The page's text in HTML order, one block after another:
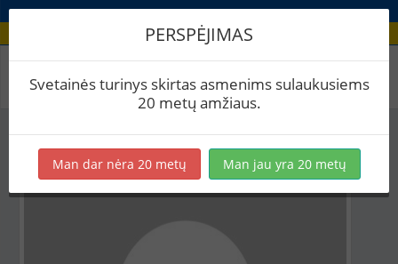
Aludario paskyra
PERSPĖJIMAS
Svetainės turinys skirtas asmenims sulaukusiems
20 metų amžiaus.
Man dar nėra 20 metų Man jau yra 20 metų